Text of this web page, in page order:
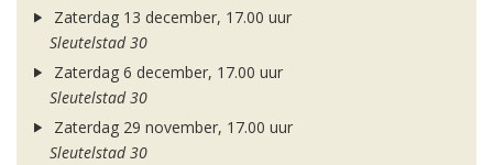
Zaterdag 13 december, 17.00 uur
Sleutelstad 30
Zaterdag 6 december, 17.00 uur
Sleutelstad 30
Zaterdag 29 november, 17.00 uur
Sleutelstad 30